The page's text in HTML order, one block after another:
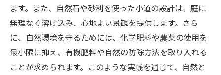
ます。また、自然石や砂利を使った小道の設計は、庭に
無理なく溶け込み、心地よい景観を提供します。さら
に、自然環境を守るためには、化学肥料や農薬の使用を
最小限に抑え、有機肥料や自然の防除方法を取り入れる
ことが求められます。このような実践を通じて、自然と